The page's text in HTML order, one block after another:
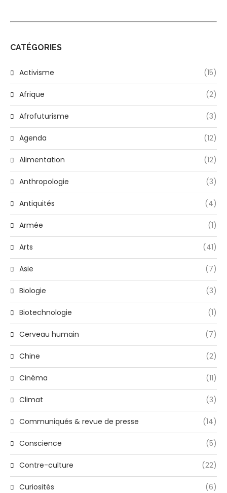
CATÉGORIES
Activisme (15)
Afrique (2)
Afrofuturisme (3)
Agenda (12)
Alimentation (12)
Anthropologie (3)
Antiquités (4)
Armée (1)
Arts (41)
Asie (7)
Biologie (3)
Biotechnologie (1)
Cerveau humain (7)
Chine (2)
Cinéma (11)
Climat (3)
Communiqués & revue de presse (14)
Conscience (5)
Contre-culture (22)
Curiosités (6)